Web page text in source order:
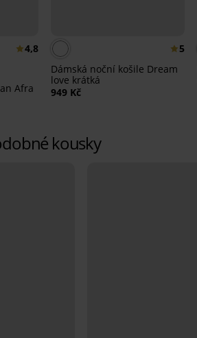
4,8
Afra
5
Dámská noční košile Dream
love krátká
949 Kč
kousky